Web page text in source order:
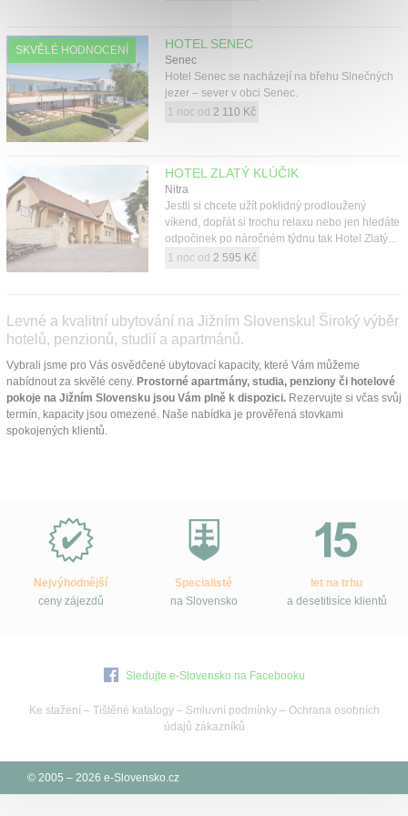
SKVĚLÉ HODNOCENÍ HOTEL SENEC
Senec
Hotel Senec se nacházejí na břehu Slnečných
jezer – sever v obci Senec.
1 noc od 2 110 Kč
HOTEL ZLATÝ KLÚČIK
Nitra
Jestli si chcete užít poklidný prodloužený
víkend, dopřát si trochu relaxu nebo jen hledáte
odpočinek po náročném týdnu tak Hotel Zlatý...
1 noc od 2 595 Kč
Levné a kvalitní ubytování na Jižním Slovensku! Široký výběr
hotelů, penzionů, studií a apartmánů.
Vybrali jsme pro Vás osvědčené ubytovací kapacity, které Vám můžeme
nabídnout za skvělé ceny. Prostorné apartmány, studia, penziony či hotelové
pokoje na Jižním Slovensku jsou Vám plně k dispozici. Rezervujte si včas svůj
termín, kapacity jsou omezené. Naše nabídka je prověřená stovkami
spokojených klientů.
Slovensko.cz?
Nejvýhodnější
ceny zájezdů
Specialisté
na Slovensko
let na trhu
a desetitisíce klientů
Sledujte e-Slovensko na Facebooku
Ke stažení – Tištěné katalogy– Smluvní podmínky– Ochrana osobních
údajů zákazníků
© 2005 – 2026 e-Slovensko.cz